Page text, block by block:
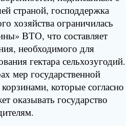
страной, господдержка
хозяйства ограничилась
ВТО, что составляет
необходимого для
гектара сельхозугодий.
мер государственной
которые согласно
оказывать государство